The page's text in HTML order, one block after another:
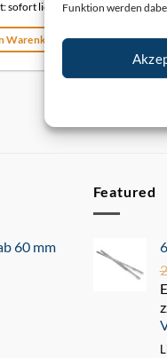
Funktion werden
sofort lieferbar
Warenkorb
60 mm
Featured